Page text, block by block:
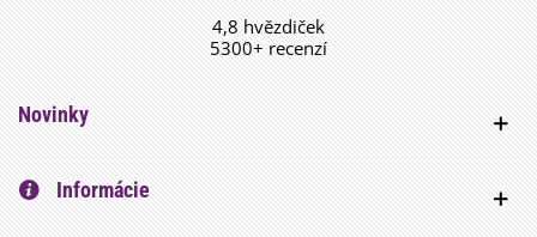
4,8 hvězdiček
5300+ recenzí
Novinky
Informácie